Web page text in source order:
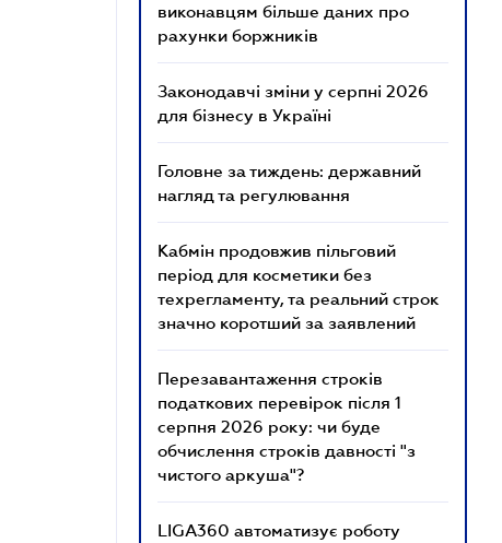
виконавцям більше даних про
рахунки боржників
Законодавчі зміни у серпні 2026
для бізнесу в Україні
Головне за тиждень: державний
нагляд та регулювання
Кабмін продовжив пільговий
період для косметики без
техрегламенту, та реальний строк
значно коротший за заявлений
Перезавантаження строків
податкових перевірок після 1
серпня 2026 року: чи буде
обчислення строків давності "з
чистого аркуша"?
LIGA360 автоматизує роботу